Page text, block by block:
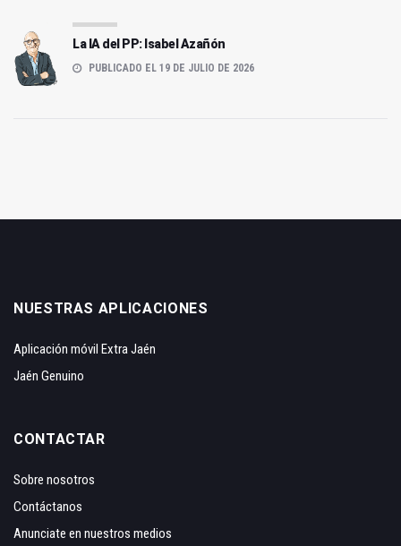
La IA del PP: Isabel Azañón
PUBLICADO EL 19 DE JULIO DE 2026
NUESTRAS APLICACIONES
Aplicación móvil Extra Jaén
Jaén Genuino
CONTACTAR
Sobre nosotros
Contáctanos
Anunciate en nuestros medios